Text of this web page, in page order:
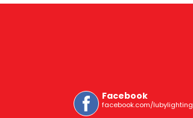
Facebook
facebook.com/lubylighting